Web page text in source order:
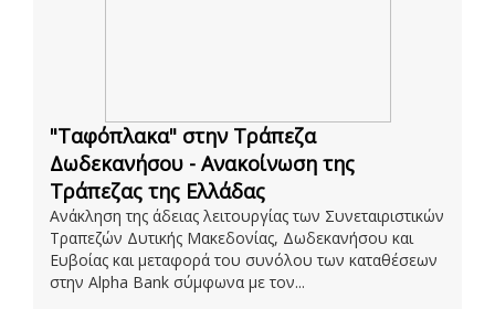
"Ταφόπλακα" στην Τράπεζα
Δωδεκανήσου - Ανακοίνωση της
Τράπεζας της Ελλάδας
Ανάκληση της άδειας λειτουργίας των Συνεταιριστικών
Τραπεζών Δυτικής Μακεδονίας, Δωδεκανήσου και
Ευβοίας και μεταφορά του συνόλου των καταθέσεων
στην Alpha Bank σύμφωνα με τον...